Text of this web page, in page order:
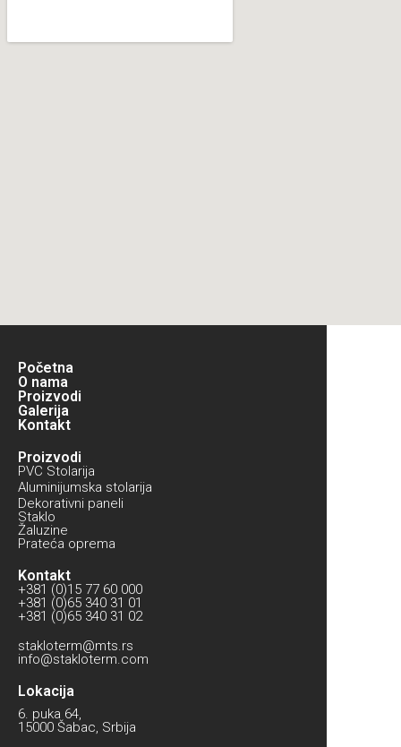
Početna
O nama
Proizvodi
Galerija
Kontakt
Proizvodi
PVC Stolarija
Aluminijumska stolarija
Dekorativni paneli
Staklo
Žaluzine
Prateća oprema
Kontakt
+381 (0)15 77 60 000
+381 (0)65 340 31 01
+381 (0)65 340 31 02
stakloterm@mts.rs
info@stakloterm.com
Lokacija
6. puka 64,
15000 Šabac, Srbija